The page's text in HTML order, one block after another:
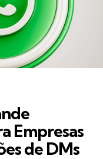
Empresas
de DMs